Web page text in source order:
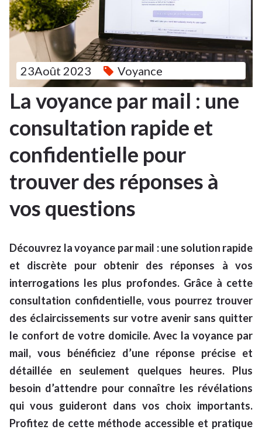
23Août 2023 Voyance
La voyance par mail : une
consultation rapide et
confidentielle pour
trouver des réponses à
vos questions
Découvrez la voyance par mail : une solution rapide
et discrète pour obtenir des réponses à vos
interrogations les plus profondes. Grâce à cette
consultation confidentielle, vous pourrez trouver
des éclaircissements sur votre avenir sans quitter
le confort de votre domicile. Avec la voyance par
mail, vous bénéficiez d’une réponse précise et
détaillée en seulement quelques heures. Plus
besoin d’attendre pour connaître les révélations
qui vous guideront dans vos choix importants.
Profitez de cette méthode accessible et pratique